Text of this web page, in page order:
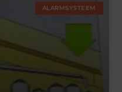
ALARMSYSTEEM